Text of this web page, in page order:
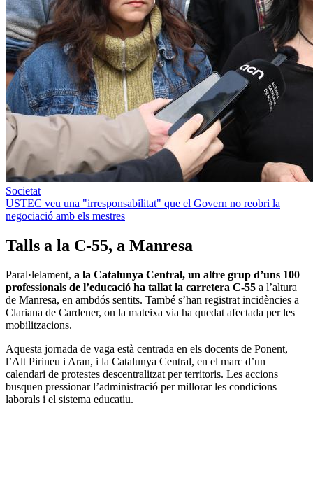
Societat
USTEC veu una "irresponsabilitat" que el Govern no reobri la
negociació amb els mestres
Talls a la C-55, a Manresa
Paral·lelament, a la Catalunya Central, un altre grup d’uns 100
professionals de l’educació ha tallat la carretera C-55 a l’altura
de Manresa, en ambdós sentits. També s’han registrat incidències a
Clariana de Cardener, on la mateixa via ha quedat afectada per les
mobilitzacions.
Aquesta jornada de vaga està centrada en els docents de Ponent,
l’Alt Pirineu i Aran, i la Catalunya Central, en el marc d’un
calendari de protestes descentralitzat per territoris. Les accions
busquen pressionar l’administració per millorar les condicions
laborals i el sistema educatiu.